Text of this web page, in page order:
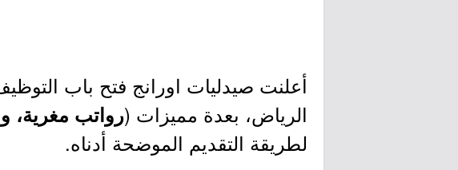
أعلنت صيدليات اورانج فتح باب
الرياض، بعدة مميزات (رواتب مغرية،
لطريقة التقديم الموضحة أدناه.